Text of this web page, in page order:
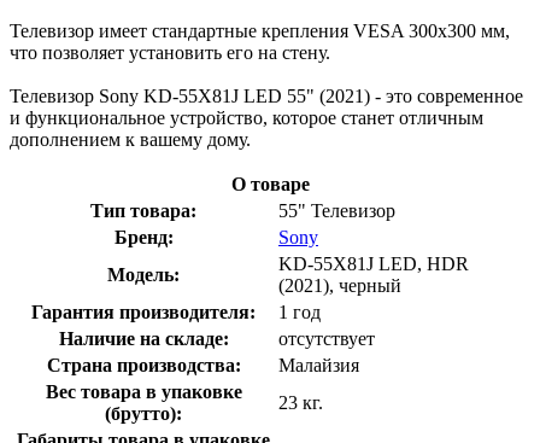
Телевизор имеет стандартные крепления VESA 300x300 мм,
что позволяет установить его на стену.
Телевизор Sony KD-55X81J LED 55" (2021) - это современное
и функциональное устройство, которое станет отличным
дополнением к вашему дому.
О товаре
Тип товара:
55" Телевизор
Бренд:
Sony
Модель:
KD-55X81J LED, HDR
(2021), черный
Гарантия производителя:
1 год
Наличие на складе:
отсутствует
Страна производства:
Малайзия
Вес товара в упаковке
(брутто):
23 кг.